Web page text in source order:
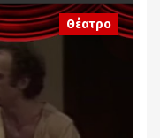
Θέατρο